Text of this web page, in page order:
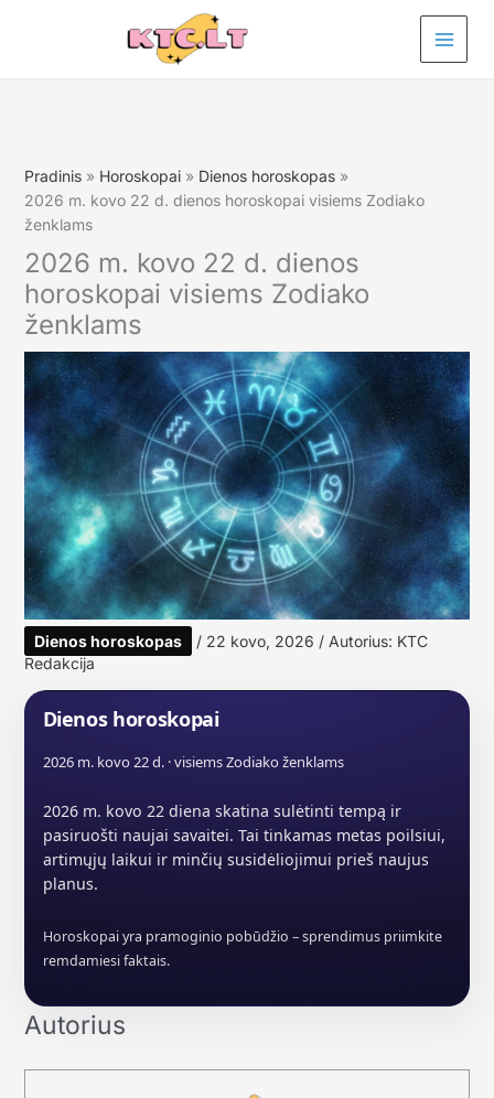
Pradinis Horoskopai
Dienos horoskopas
2026 m. kovo 22 d. dienos horoskopai visiems Zodiako
ženklams
2026 m. kovo 22 d. dienos
horoskopai visiems Zodiako
ženklams
Dienos horoskopas / 22 kovo, 2026 / Autorius: KTC
Redakcija
Dienos horoskopai
2026 m. kovo 22 d. · visiems Zodiako ženklams
2026 m. kovo 22 diena skatina sulėtinti tempą ir
pasiruošti naujai savaitei. Tai tinkamas metas poilsiui,
artimųjų laikui ir minčių susidėliojimui prieš naujus
planus.
Horoskopai yra pramoginio pobūdžio – sprendimus priimkite
remdamiesi faktais.
Autorius